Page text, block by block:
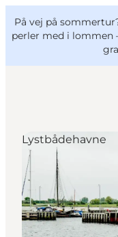
På vej på
perler med i lommen
Oplevelser
Outdoor
Mad og drikke
Overnatning
Book lokale
VisitFyn
Deutsch
Lystbådehavne